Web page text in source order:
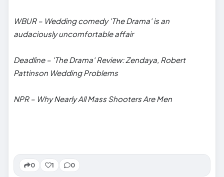
WBUR – Wedding comedy 'The Drama' is an
audaciously uncomfortable affair
Deadline – 'The Drama' Review: Zendaya, Robert
Pattinson Wedding Problems
NPR – Why Nearly All Mass Shooters Are Men
0 1 0